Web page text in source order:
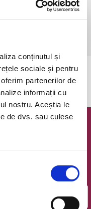
conținutul și
sociale și pentru
partenerilor de
informații cu
nostru. Aceștia le
de dvs. sau culese
la mese de 2 (nr. limitat), 3
825 249.